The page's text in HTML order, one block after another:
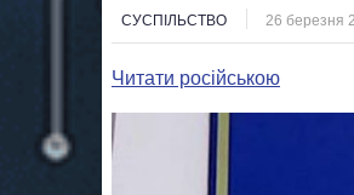
СУСПІЛЬСТВО 26 березня
Читати російською